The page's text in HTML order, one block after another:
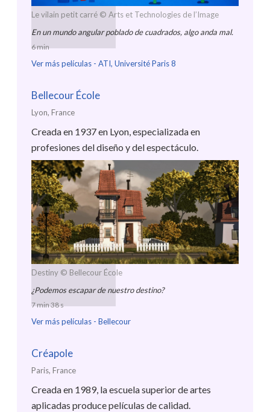
Le vilain petit carré © Arts et Technologies de l’Image
En un mundo angular poblado de cuadrados, algo anda mal.
6 min
Ver más películas - ATI, Université Paris 8
Bellecour École
Lyon, France
Creada en 1937 en Lyon, especializada en
profesiones del diseño y del espectáculo.
Destiny © Bellecour École
¿Podemos escapar de nuestro destino?
7 min 38 s
Ver más películas - Bellecour
Créapole
Paris, France
Creada en 1989, la escuela superior de artes
aplicadas produce películas de calidad.